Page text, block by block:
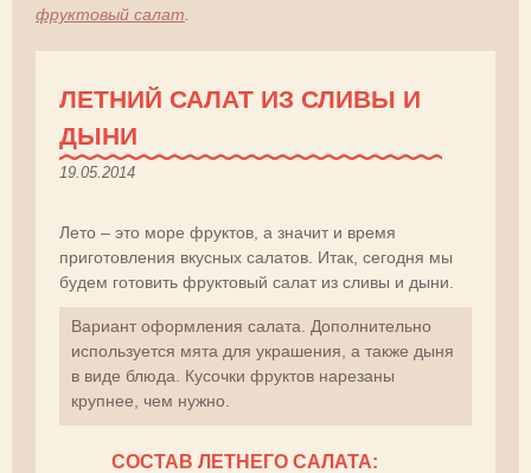
фруктовый салат
ЛЕТНИЙ САЛАТ ИЗ СЛИВЫ И
ДЫНИ
19.05.2014
Лето – это море фруктов, а значит и время
приготовления вкусных салатов. Итак, сегодня мы
будем готовить фруктовый салат из сливы и дыни.
Вариант оформления салата. Дополнительно
используется мята для украшения, а также дыня
в виде блюда. Кусочки фруктов нарезаны
крупнее, чем нужно.
СОСТАВ ЛЕТНЕГО САЛАТА: